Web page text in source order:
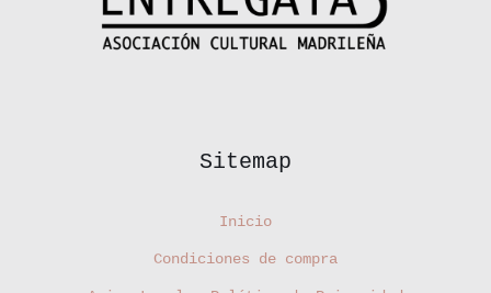
Sitemap
Inicio
Condiciones de compra